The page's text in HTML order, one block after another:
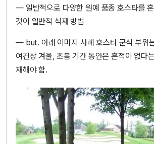
— 일반적으로 다양한 원예 품종 호스타를
것이 일반적 식재 방법
— but. 아래 이미지 사례 호스타 군식 부위
여건상 겨울, 초봄 기간 동안은 흔적이 없다
재해야 함.